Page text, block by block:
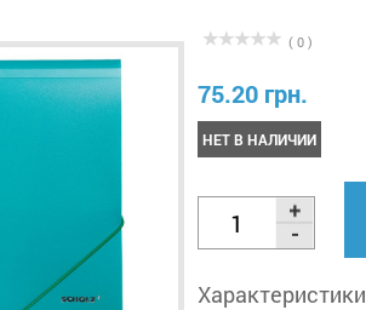
( 0 )
75.20 грн.
НЕТ В НАЛИЧИИ
Характеристики